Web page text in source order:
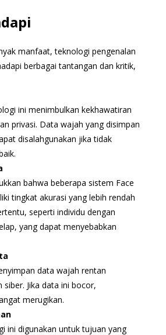
manfaat, teknologi pengenalan
berbagai tantangan dan kritik,
ini menimbulkan kekhawatiran
privasi. Data wajah yang disimpan
disalahgunakan jika tidak
bahwa beberapa sistem Face
tingkat akurasi yang lebih rendah
seperti individu dengan
yang dapat menyebabkan
data wajah rentan
Jika data ini bocor,
merugikan.
ini digunakan untuk tujuan yang